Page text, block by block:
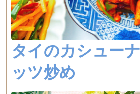
タイのカシューナ
ッツ炒め